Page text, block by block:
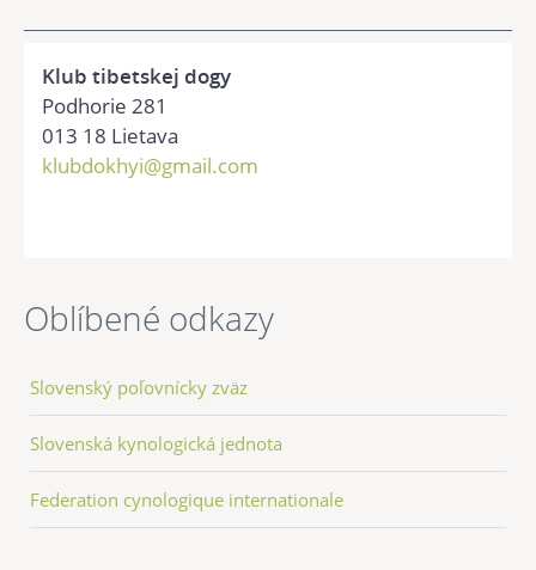
Klub tibetskej dogy
Podhorie 281
013 18 Lietava
klubdokhyi@gmail.com
Oblíbené odkazy
Slovenský poľovnícky zväz
Slovenská kynologická jednota
Federation cynologique internationale